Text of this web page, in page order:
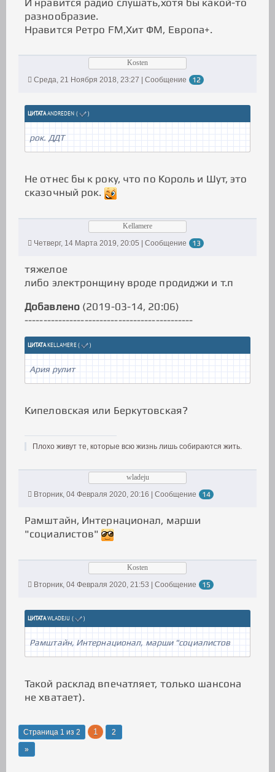
И нравится радио слушать,хотя бы какой-то
разнообразие.
Нравится Ретро FM,Хит ФМ, Европа+.
Kosten
Среда, 21 Ноября 2018, 23:27 | Сообщение
12
ЦИТАТАANDREDEN ( )
рок. ДДТ
Не отнес бы к року, что по Король и Шут, это
сказочный рок.
Kellamere
Четверг, 14 Марта 2019, 20:05 | Сообщение
13
тяжелое
либо электронщину вроде продиджи и т.п
Добавлено(2019-03-14, 20:06)
---------------------------------------------
ЦИТАТА KELLAMERE( )
Ария рулит
Кипеловская или Беркутовская?
Плохо живут те, которые всю жизнь лишь собираются жить.
wladeju
Вторник, 04 Февраля 2020, 20:16 | Сообщение
14
Рамштайн, Интернационал, марши
"социалистов"
Kosten
Вторник, 04 Февраля 2020, 21:53 | Сообщение
15
ЦИТАТАWLADEJU ( )
Рамштайн, Интернационал, марши "социалистов
Такой расклад впечатляет, только шансона
не хватает).
Страница 1 из 2 1
2
»